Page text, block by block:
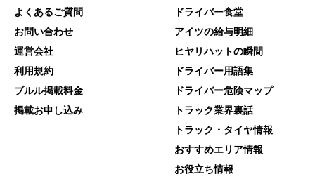
よくあるご質問
お問い合わせ
運営会社
利用規約
ブルル掲載料金
掲載お申し込み
ドライバー食堂
アイツの給与明細
ヒヤリハットの瞬間
ドライバー用語集
ドライバー危険マップ
トラック業界裏話
トラック・タイヤ情報
おすすめエリア情報
お役立ち情報